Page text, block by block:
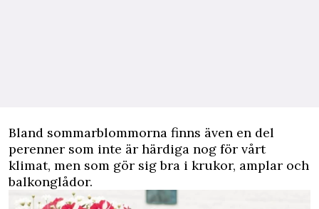
Bland sommarblommorna finns även en del
perenner som inte är härdiga nog för vårt
klimat, men som gör sig bra i krukor, amplar och
balkonglådor.